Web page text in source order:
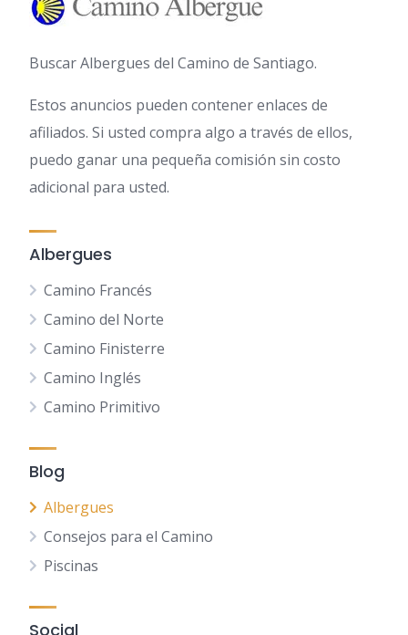
Buscar Albergues del Camino de Santiago.
Estos anuncios pueden contener enlaces de
afiliados. Si usted compra algo a través de ellos,
puedo ganar una pequeña comisión sin costo
adicional para usted.
Albergues
Camino Francés
Camino del Norte
Camino Finisterre
Camino Inglés
Camino Primitivo
Blog
Albergues
Consejos para el Camino
Piscinas
Social